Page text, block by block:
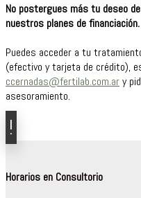
No postergues más tu deseo
nuestros planes de financiación.
Puedes acceder a tu
(efectivo y tarjeta de crédito),
ccernadas@fertilab.com.ary
asesoramiento.
Horarios en Consultorio